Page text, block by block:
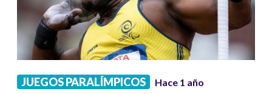
JUEGOS PARALÍMPICOS Hace 1 año